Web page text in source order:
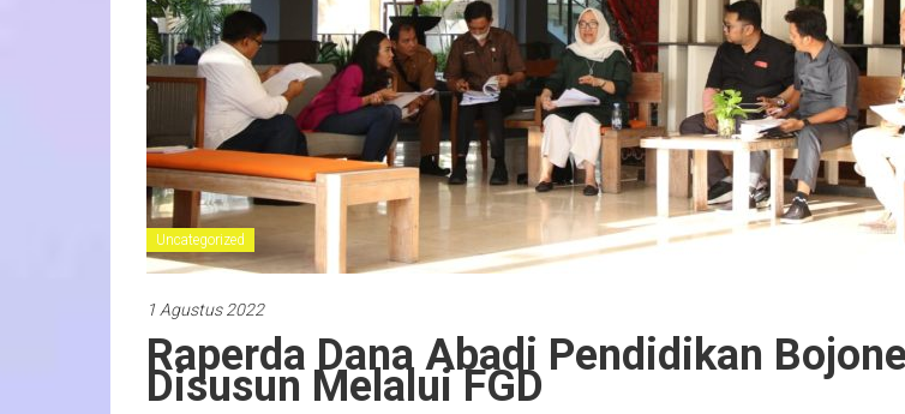
Uncategorized
1 Agustus 2022
Raperda Dana Abadi Pendidikan
Disusun Melalui FGD